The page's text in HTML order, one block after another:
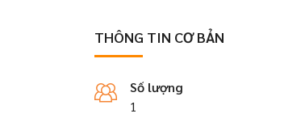
THÔNG TIN CƠ BẢN
Số lượng
1